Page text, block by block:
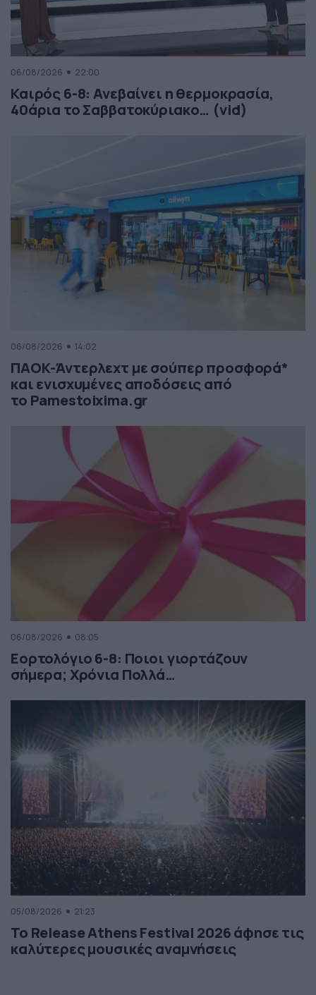
06/08/2026 22:00
Καιρός 6-8: Ανεβαίνει η θερμοκρασία,
40άρια το Σαββατοκύριακο… (vid)
06/08/2026 14:02
ΠΑΟΚ-Άντερλεχτ με σούπερ προσφορά*
και ενισχυμένες αποδόσεις από
το Pamestoixima.gr
06/08/2026 08:05
Εορτολόγιο 6-8: Ποιοι γιορτάζουν
σήμερα; Χρόνια Πολλά…
05/08/2026 21:23
Το Release Athens Festival 2026 άφησε τις
καλύτερες μουσικές αναμνήσεις